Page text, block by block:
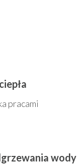
pracami
wody